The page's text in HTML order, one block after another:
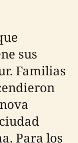
sus
Familias
Para los